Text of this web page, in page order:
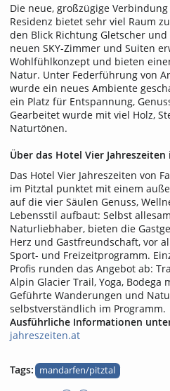
Die neue, großzügige
Residenz bietet sehr viel Raum
den Blick Richtung Gletscher
neuen SKY-Zimmer und Suiten
Wohlfühlkonzept und bieten
Natur. Unter Federführung von
wurde ein neues Ambiente
ein Platz für Entspannung,
Gearbeitet wurde mit viel Holz,
Naturtönen.
Über das Hotel Vier
Das Hotel Vier Jahreszeiten von
im Pitztal punktet mit einem
auf die vier Säulen Genuss,
Lebensstil aufbaut: Selbst
Naturliebhaber, bieten die
Herz und Gastfreundschaft, vor
Sport- und Freizeitprogramm.
Profis runden das Angebot ab:
Alpin Glacier Trail, Yoga, Bodega
Geführte Wanderungen und
selbstverständlich im Programm.
Ausführliche Informationen
jahreszeiten.at
Tags: mandarfen/pitztal